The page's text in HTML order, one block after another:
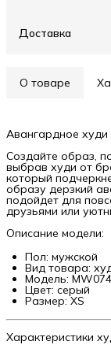
Доставка
О товаре
Авангардное
Создайте образ,
выбрав худи от
который
образу дерзкий
подойдет для
друзьями или
Описание модели:
Пол: мужской
Вид товара:
Модель:
Цвет: серый
Размер: XS
Характеристики